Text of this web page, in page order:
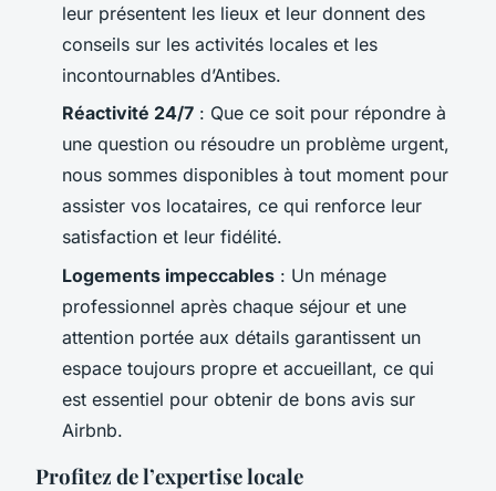
leur présentent les lieux et leur donnent des
conseils sur les activités locales et les
incontournables d’Antibes.
Réactivité 24/7 : Que ce soit pour répondre à
une question ou résoudre un problème urgent,
nous sommes disponibles à tout moment pour
assister vos locataires, ce qui renforce leur
satisfaction et leur fidélité.
Logements impeccables : Un ménage
professionnel après chaque séjour et une
attention portée aux détails garantissent un
espace toujours propre et accueillant, ce qui
est essentiel pour obtenir de bons avis sur
Airbnb.
Profitez de l’expertise locale